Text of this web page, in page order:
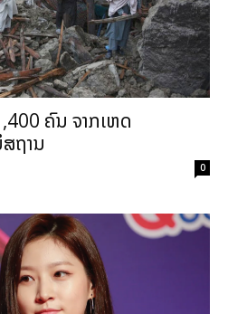
ຄົນ ຈາກເຫດ
ຖານ
0